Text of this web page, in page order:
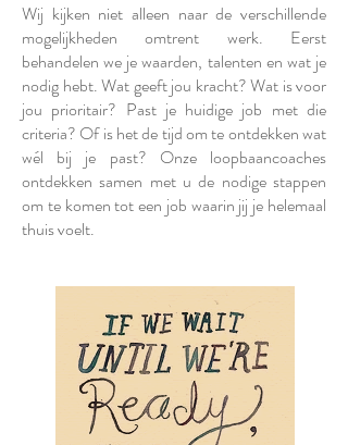
Wij kijken niet alleen naar de verschillende
mogelijkheden omtrent werk. Eerst
behandelen we je waarden, talenten en wat je
nodig hebt. Wat geeft jou kracht? Wat is voor
jou prioritair? Past je huidige job met die
criteria? Of is het de tijd om te ontdekken wat
wél bij je past? Onze loopbaancoaches
ontdekken samen met u de nodige stappen
om te komen tot een job waarin jij je helemaal
thuis voelt.